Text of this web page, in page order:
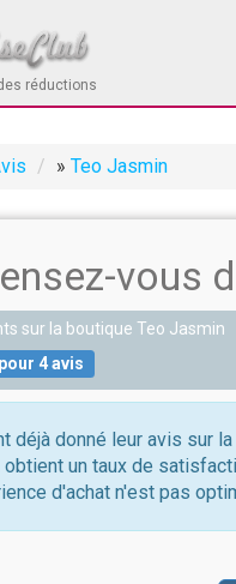
réductions
» Teo Jasmin
vous
sur la boutique Teo Jasmin
pour 4avis
déjà donné leur avis sur
obtient un taux de
d'achat n'est pas